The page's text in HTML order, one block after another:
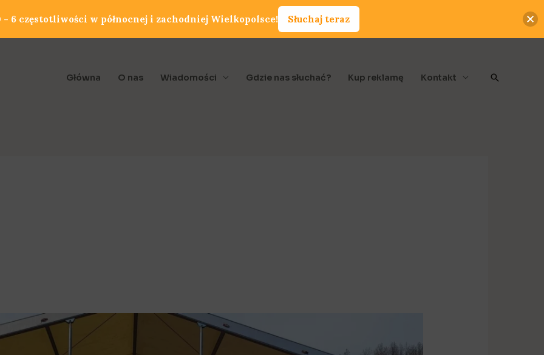
Główna O nas Wiadomości Gdzie nas słuchać? Kup reklamę Kontakt Szukaj
6 częstotliwości w północnej i zachodniej Wielkopolsce! Słuchaj teraz